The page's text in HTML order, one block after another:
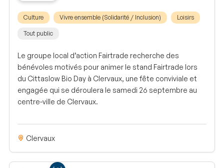
Culture Vivre ensemble (Solidarité / Inclusion) Loisirs
Tout public
Le groupe local d’action Fairtrade recherche des
bénévoles motivés pour animer le stand Fairtrade lors
du Cittaslow Bio Day à Clervaux, une fête conviviale et
engagée qui se déroulera le samedi 26 septembre au
centre-ville de Clervaux.
Clervaux